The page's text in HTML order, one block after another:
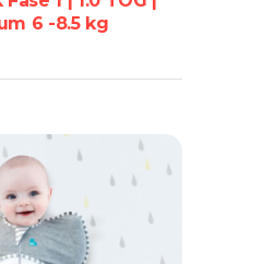
6 -8.5 kg